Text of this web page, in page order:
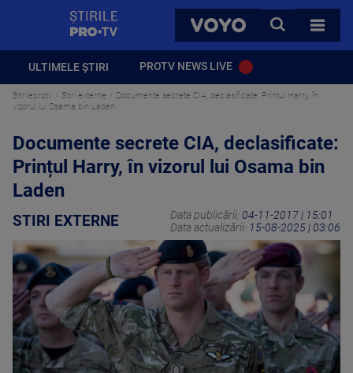
VOYO
CAUTA
TOATE
ULTIMELE ȘTIRI PROTV NEWS LIVE
Stirileprotv Stiri externe
Documente secrete CIA, declasificate: Prințul Harry, în
vizorul lui Osama bin Laden
Documente secrete CIA, declasificate:
Prințul Harry, în vizorul lui Osama bin
Laden
STIRI EXTERNE Data publicării: 04-11-2017 | 15:01
Data actualizării: 15-08-2025 | 03:06